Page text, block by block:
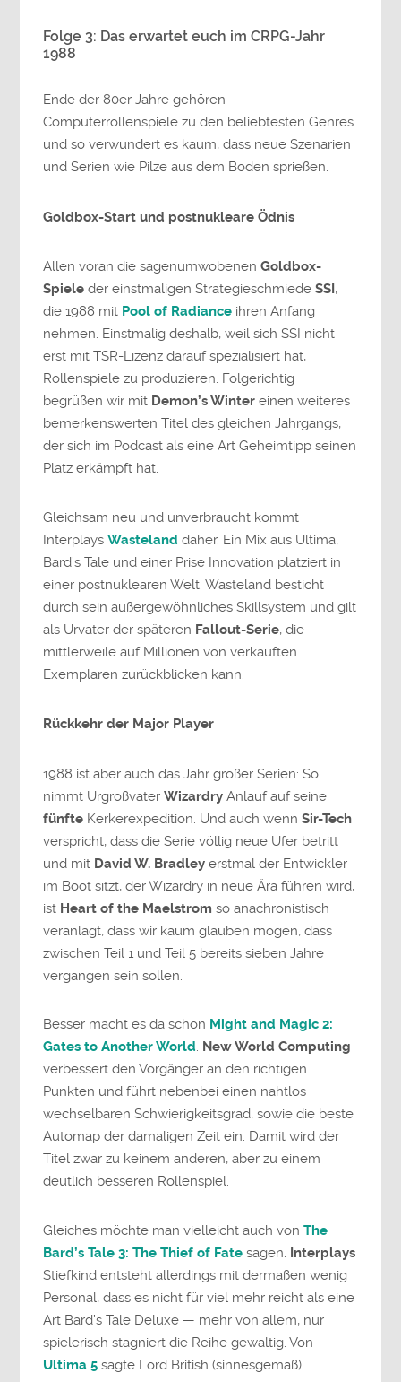
Folge 3: Das erwartet euch im CRPG-Jahr
1988
Ende der 80er Jahre gehören
Computerrollenspiele zu den beliebtesten Genres
und so verwundert es kaum, dass neue Szenarien
und Serien wie Pilze aus dem Boden sprießen.
Goldbox-Start und postnukleare Ödnis
Allen voran die sagenumwobenenGoldbox-
Spiele der einstmaligen StrategieschmiedeSSI ,
die 1988 mit Pool of Radiance ihren Anfang
nehmen. Einstmalig deshalb, weil sich SSI nicht
erst mit TSR-Lizenz darauf spezialisiert hat,
Rollenspiele zu produzieren. Folgerichtig
begrüßen wir mit Demon’s Winter einen weiteres
bemerkenswerten Titel des gleichen Jahrgangs,
der sich im Podcast als eine Art Geheimtipp seinen
Platz erkämpft hat.
Gleichsam neu und unverbraucht kommt
InterplaysWasteland daher. Ein Mix aus Ultima,
Bard’s Tale und einer Prise Innovation platziert in
einer postnuklearen Welt. Wasteland besticht
durch sein außergewöhnliches Skillsystem und gilt
als Urvater der späteren Fallout-Serie, die
mittlerweile auf Millionen von verkauften
Exemplaren zurückblicken kann.
Rückkehr der Major Player
1988 ist aber auch das Jahr großer Serien: So
nimmt UrgroßvaterWizardry Anlauf auf seine
fünfte Kerkerexpedition. Und auch wennSir-Tech
verspricht, dass die Serie völlig neue Ufer betritt
und mit David W. Bradley erstmal der Entwickler
im Boot sitzt, der Wizardry in neue Ära führen wird,
ist Heart of the Maelstrom so anachronistisch
veranlagt, dass wir kaum glauben mögen, dass
zwischen Teil 1 und Teil 5 bereits sieben Jahre
vergangen sein sollen.
Besser macht es da schon Might and Magic 2:
Gates to Another World. New World Computing
verbessert den Vorgänger an den richtigen
Punkten und führt nebenbei einen nahtlos
wechselbaren Schwierigkeitsgrad, sowie die beste
Automap der damaligen Zeit ein. Damit wird der
Titel zwar zu keinem anderen, aber zu einem
deutlich besseren Rollenspiel.
Gleiches möchte man vielleicht auch vonThe
Bard’s Tale 3: The Thief of Fate sagen. Interplays
Stiefkind entsteht allerdings mit dermaßen wenig
Personal, dass es nicht für viel mehr reicht als eine
Art Bard’s Tale Deluxe — mehr von allem, nur
spielerisch stagniert die Reihe gewaltig. Von
Ultima 5 sagte Lord British (sinnesgemäß)